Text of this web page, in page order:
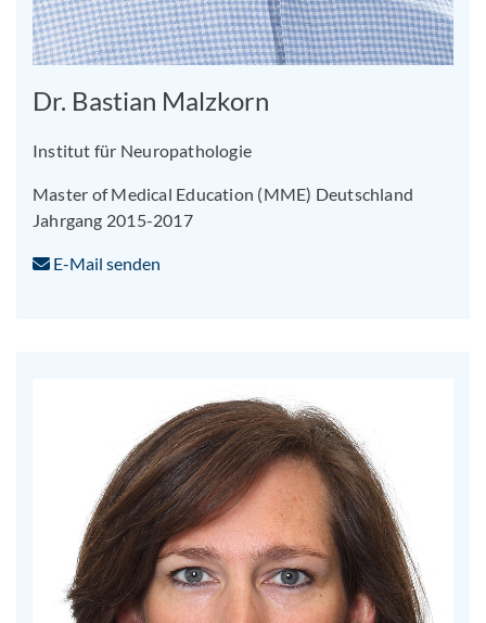
Dr. Bastian Malzkorn
Institut für Neuropathologie
Master of Medical Education (MME) Deutschland
Jahrgang 2015-2017
E-Mail senden